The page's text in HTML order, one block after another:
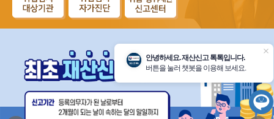
안녕하세요. 재산신고 톡톡입니다.
버튼을 눌러 챗봇을 이용해 보세요.
닫
챗
봇